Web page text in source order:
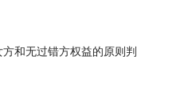
和无过错方权益的原则判